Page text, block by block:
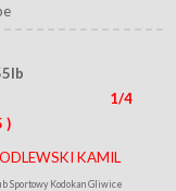
1/4
)
KAMIL
Sportowy Kodokan Gliwice